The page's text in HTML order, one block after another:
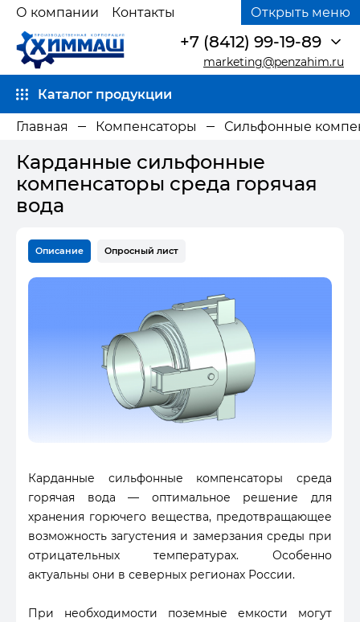
О компании Контакты Открыть меню
Каталог продукции
marketing@penzahim.ru
+7 (8412) 99-19-89
Главная Компенсаторы Сильфонные
Карданные сильфонные
компенсаторы среда горячая
вода
Описание Опросный лист
Карданные сильфонные компенсаторы среда
горячая вода — оптимальное решение для
хранения горючего вещества, предотвращающее
возможность загустения и замерзания среды при
отрицательных температурах. Особенно
актуальны они в северных регионах России.
При необходимости поземные емкости могут